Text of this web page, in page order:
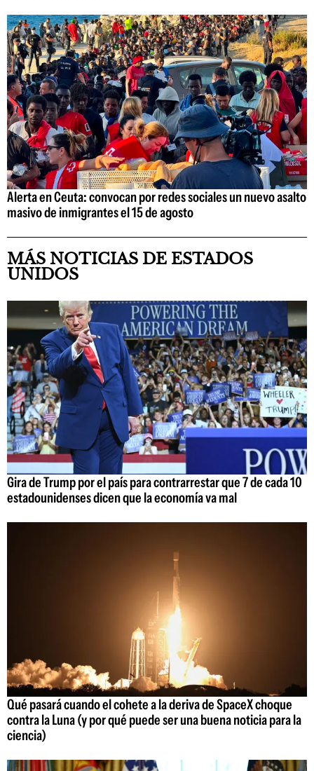
Alerta en Ceuta: convocan por redes sociales un nuevo asalto
masivo de inmigrantes el 15 de agosto
MÁS NOTICIAS DE ESTADOS
UNIDOS
Gira de Trump por el país para contrarrestar que 7 de cada 10
estadounidenses dicen que la economía va mal
Qué pasará cuando el cohete a la deriva de SpaceX choque
contra la Luna (y por qué puede ser una buena noticia para la
ciencia)